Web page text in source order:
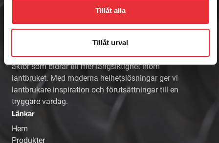
Tillåt alla
Tillåt urval
RAIS AB är en framåtsträvande och foderkunnig
aktör som bidrar till mer långsiktighet inom
lantbruket. Med moderna helhetslösningar ger vi
lantbrukare inspiration och förutsättningar till en
tryggare vardag.
Länkar
Hem
Produkter